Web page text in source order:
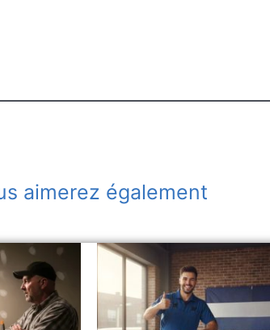
aimerez également